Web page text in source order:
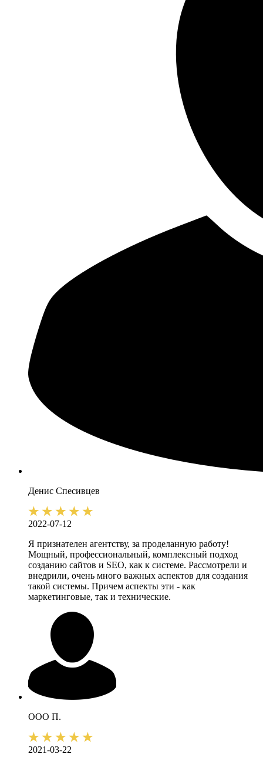
Денис Спесивцев
2022-07-12
Я признателен агентству, за проделанную работу!
Мощный, профессиональный, комплексный подход
созданию сайтов и SEO, как к системе. Рассмотрели и
внедрили, очень много важных аспектов для создания
такой системы. Причем аспекты эти - как
маркетинговые, так и технические.
ООО П.
2021-03-22